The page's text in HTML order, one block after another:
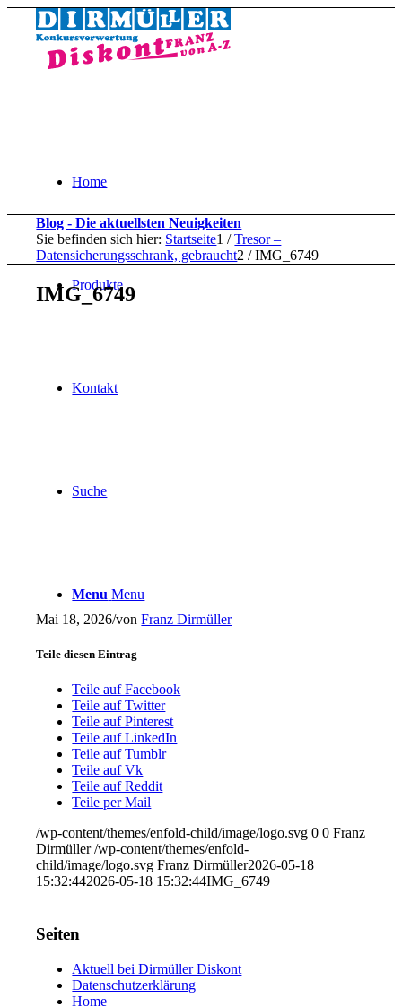
Home
Produkte
Kontakt
Suche
Menu Menu
Blog - Die aktuellsten Neuigkeiten
Sie befinden sich hier: Startseite1 / Tresor –
Datensicherungsschrank, gebraucht2 / IMG_6749
IMG_6749
Mai 18, 2026/vonFranz Dirmüller
Teile diesen Eintrag
Teile auf Facebook
Teile auf Twitter
Teile auf Pinterest
Teile auf LinkedIn
Teile auf Tumblr
Teile auf Vk
Teile auf Reddit
Teile per Mail
/wp-content/themes/enfold-child/image/logo.svg 0 0 Franz
Dirmüller /wp-content/themes/enfold-
child/image/logo.svg Franz Dirmüller2026-05-18
15:32:442026-05-18 15:32:44IMG_6749
Seiten
Aktuell bei Dirmüller Diskont
Datenschutzerklärung
Home